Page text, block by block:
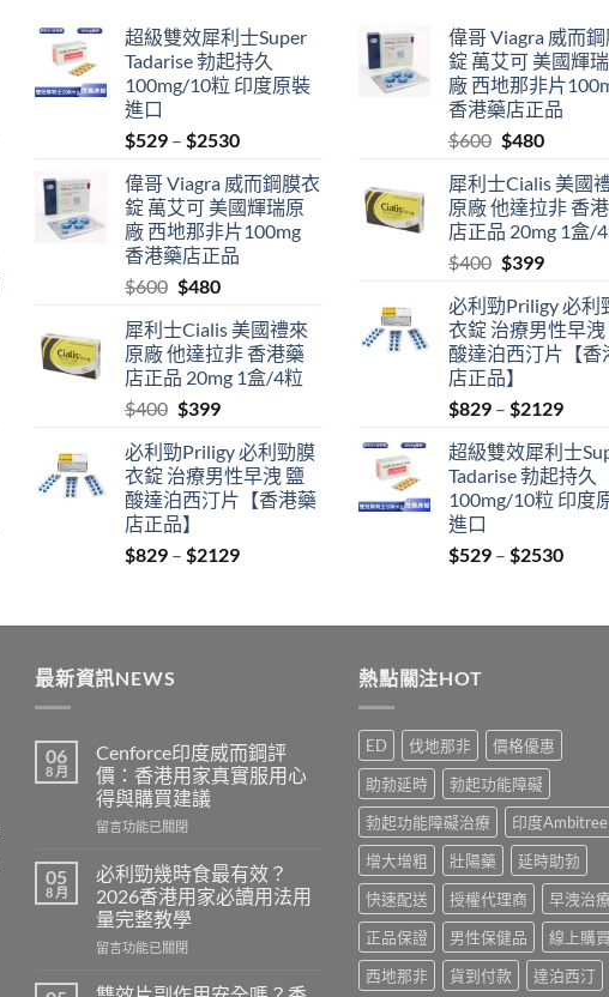
超級雙效犀利士Super
Tadarise 勃起持久
100mg/10粒 印度原裝
進口
$529 – $2530Price
$529
through
$2530
偉哥 Viagra 威而鋼膜衣
錠 萬艾可 美國輝瑞原
廠 西地那非片100mg
香港藥店正品
$600 Original
was:
$600.
$480Current
is:
$480.
犀利士Cialis 美國禮來
原廠 他達拉非 香港藥
店正品 20mg 1盒/4粒
$400 Original
was:
$400.
$399Current
is:
$399.
必利勁Priligy 必利勁膜
衣錠 治療男性早洩 鹽
酸達泊西汀片【香港藥
店正品】
$829 – $2129Price
through
偉哥 Viagra 威而
錠 萬艾可 美國輝
廠 西地那非片
香港藥店正品
$600 Original
was:
$600.
$480Current
is:
$480.
犀利士Cialis 美國
原廠 他達拉非 香
店正品 20mg 1盒/
$400 Original
was:
$400.
$399Current
is:
$399.
必利勁Priligy 必利
衣錠 治療男性早洩
酸達泊西汀片【香
店正品】
$829 – $2129Price
$829
超級雙效犀利士
Tadarise 勃起持久
100mg/10粒 印度
進口
$529 – $2530Price
最新資訊NEWS
06
8 月
Cenforce印度威而鋼評
價：香港用家真實服用心
得與購買建議
在
印
度
威
而
鋼
價：
留言功能已關閉
05
8 月
必利勁幾時食最有效？
2026香港用家必讀用法用
量完整教學
在
利
留言功能已關閉
熱點關注HOT
ED 伐地那非
價格優惠
助勃延時
勃起功能障礙
勃起功能障礙治療
印度Ambitree
增大增粗
壯陽藥
延時助勃
快速配送
授權代理商
早洩治
正品保證
男性保健品
線上購
西地那非
貨到付款 達泊西汀